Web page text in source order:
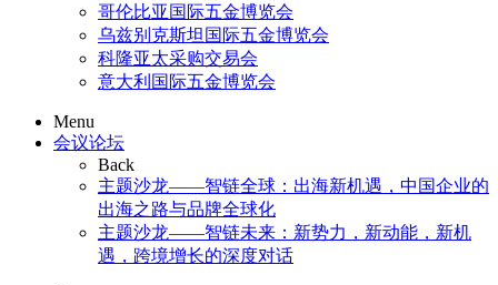
哥伦比亚国际五金博览会
乌兹别克斯坦国际五金博览会
科隆亚太采购交易会
意大利国际五金博览会
Menu
会议论坛
Back
主题沙龙——智链全球：出海新机遇，中国企业的
出海之路与品牌全球化
主题沙龙——智链未来：新势力，新动能，新机
遇，跨境增长的深度对话